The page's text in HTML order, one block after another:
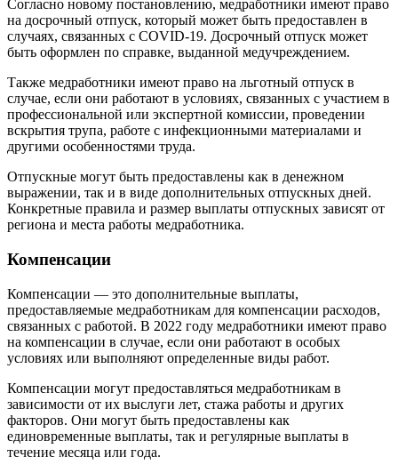
Согласно новому постановлению, медработники имеют право
на досрочный отпуск, который может быть предоставлен в
случаях, связанных с COVID-19. Досрочный отпуск может
быть оформлен по справке, выданной медучреждением.
Также медработники имеют право на льготный отпуск в
случае, если они работают в условиях, связанных с участием в
профессиональной или экспертной комиссии, проведении
вскрытия трупа, работе с инфекционными материалами и
другими особенностями труда.
Отпускные могут быть предоставлены как в денежном
выражении, так и в виде дополнительных отпускных дней.
Конкретные правила и размер выплаты отпускных зависят от
региона и места работы медработника.
Компенсации
Компенсации — это дополнительные выплаты,
предоставляемые медработникам для компенсации расходов,
связанных с работой. В 2022 году медработники имеют право
на компенсации в случае, если они работают в особых
условиях или выполняют определенные виды работ.
Компенсации могут предоставляться медработникам в
зависимости от их выслуги лет, стажа работы и других
факторов. Они могут быть предоставлены как
единовременные выплаты, так и регулярные выплаты в
течение месяца или года.